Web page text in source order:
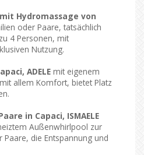
Hydromassage von
oder Paare, tatsächlich
4 Personen, mit
Nutzung.
ADELE mit eigenem
allem Komfort, bietet Platz
in Capaci, ISMAELE
Außenwhirlpool zur
die Entspannung und